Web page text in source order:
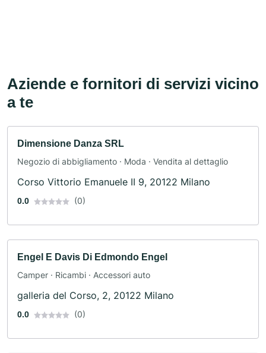
Aziende e fornitori di servizi vicino
a te
Dimensione Danza SRL
Negozio di abbigliamento · Moda · Vendita al dettaglio
Corso Vittorio Emanuele II 9, 20122 Milano
0.0 (0)
Engel E Davis Di Edmondo Engel
Camper · Ricambi · Accessori auto
galleria del Corso, 2, 20122 Milano
0.0 (0)